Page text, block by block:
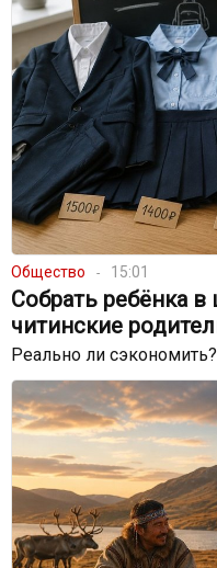
Общество 15:01
Собрать ребёнка в
читинские
Реально ли сэкономить?